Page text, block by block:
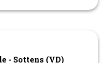
Loisirs Mont-Noble vous
- Sottens (VD)